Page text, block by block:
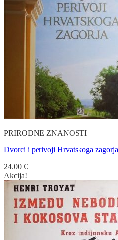
PRIRODNE ZNANOSTI
Dvorci i perivoji Hrvatskoga zagorja
24.00 €
Akcija!